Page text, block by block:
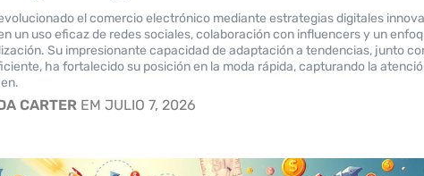
el comercio electrónico mediante estrategias digitales
un uso eficaz de redes sociales, colaboración con influencers y un
Su impresionante capacidad de adaptación a tendencias, junto
ha fortalecido su posición en la moda rápida, capturando la
CARTER EM JULIO 7, 2026